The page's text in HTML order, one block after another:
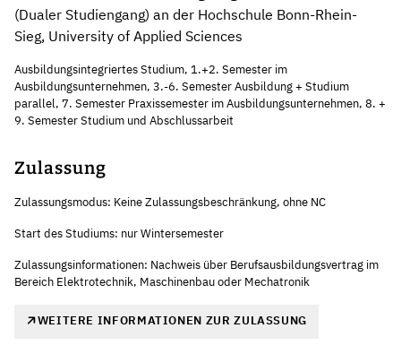
(Dualer Studiengang) an der Hochschule Bonn-Rhein-
Sieg, University of Applied Sciences
Ausbildungsintegriertes Studium, 1.+2. Semester im
Ausbildungsunternehmen, 3.-6. Semester Ausbildung + Studium
parallel, 7. Semester Praxissemester im Ausbildungsunternehmen, 8. +
9. Semester Studium und Abschlussarbeit
Zulassung
Zulassungsmodus: Keine Zulassungsbeschränkung, ohne NC
Start des Studiums: nur Wintersemester
Zulassungsinformationen: Nachweis über Berufsausbildungsvertrag im
Bereich Elektrotechnik, Maschinenbau oder Mechatronik
WEITERE INFORMATIONEN ZUR ZULASSUNG